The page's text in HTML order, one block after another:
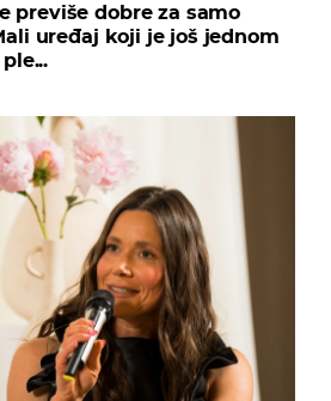
previše dobre za samo
uređaj koji je još jednom